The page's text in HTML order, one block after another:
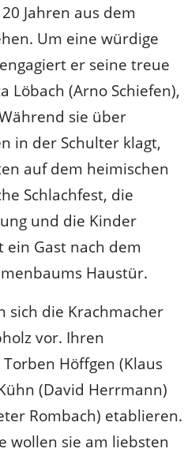
Jahren aus dem
Um eine würdige
er seine treue
Löbach (Arno Schiefen),
sie über
in der Schulter klagt,
auf dem heimischen
Schlachfest, die
und die Kinder
Gast nach dem
Haustür.
sich die Krachmacher
vor. Ihren
Höffgen (Klaus
(David Herrmann)
Rombach) etablieren.
wollen sie am liebsten